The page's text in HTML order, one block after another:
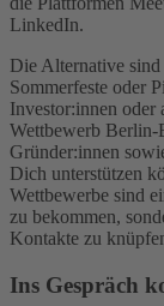
LinkedIn.
Die Alternative
Sommerfeste oder
Investor:innen oder
Wettbewerb Berlin-
Gründer:innen
Dich unterstützen
Wettbewerbe sind
zu bekommen,
Kontakte zu
Ins Gespräch